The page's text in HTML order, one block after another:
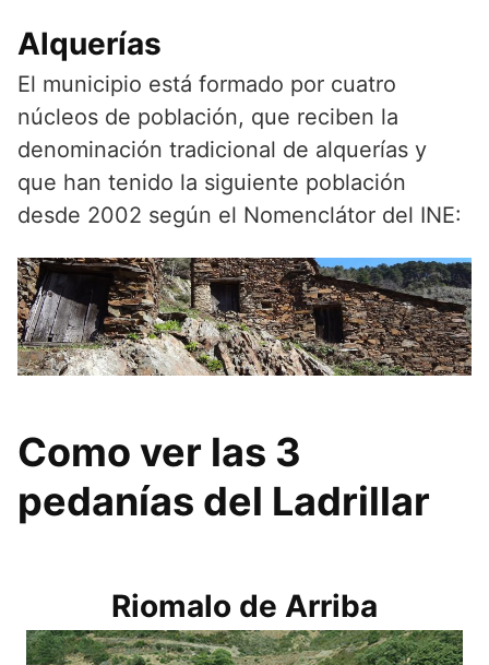
Alquerías
El municipio está formado por cuatro
núcleos de población, que reciben la
denominación tradicional de alquerías y
que han tenido la siguiente población
desde 2002 según el Nomenclátor del INE:​
Como ver las 3
pedanías del Ladrillar
Riomalo de Arriba